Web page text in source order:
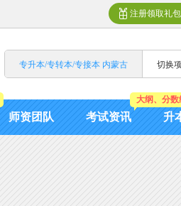
注册领取礼包
专升本/专转本/专接本 内蒙古 切换
师资团队 考试资讯
大纲、分数
升